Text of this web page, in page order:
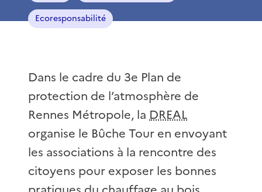
Ecoresponsabilité
Dans le cadre du 3e Plan de
protection de l’atmosphère de
Rennes Métropole, la DREAL
organise le Bûche Tour en envoyant
les associations à la rencontre des
citoyens pour exposer les bonnes